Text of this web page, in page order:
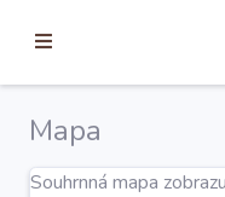
Úvod
Mapa
Souhrnná mapa